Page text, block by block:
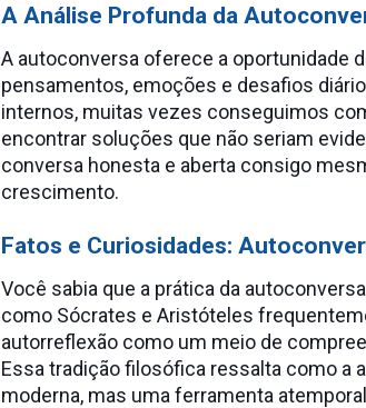
A Análise Profunda da
A autoconversa oferece a oportunidade
pensamentos, emoções e desafios
internos, muitas vezes conseguimos
encontrar soluções que não seriam
conversa honesta e aberta consigo
crescimento.
Fatos e Curiosidades:
Você sabia que a prática da
como Sócrates e Aristóteles
autorreflexão como um meio de
Essa tradição filosófica ressalta como a
moderna, mas uma ferramenta